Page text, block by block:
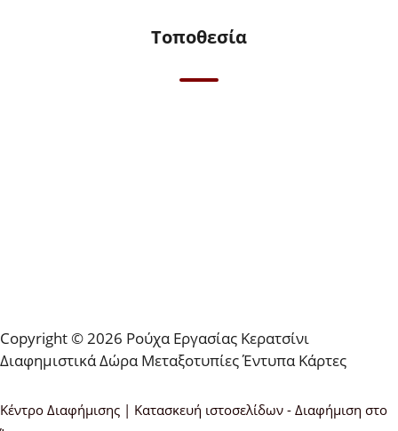
Τοποθεσία
Copyright © 2026 Ρούχα Εργασίας Κερατσίνι
Διαφημιστικά Δώρα Μεταξοτυπίες Έντυπα Κάρτες
Κέντρο Διαφήμισης | Κατασκευή ιστοσελίδων - Διαφήμιση στο